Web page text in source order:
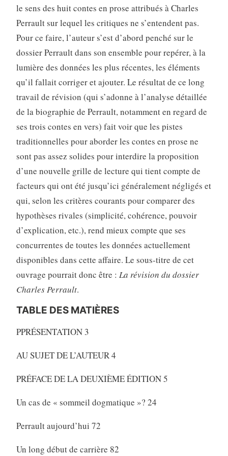
le sens des huit contes en prose attribués à Charles
Perrault sur lequel les critiques ne s’entendent pas.
Pour ce faire, l’auteur s’est d’abord penché sur le
dossier Perrault dans son ensemble pour repérer, à la
lumière des données les plus récentes, les éléments
qu’il fallait corriger et ajouter. Le résultat de ce long
travail de révision (qui s’adonne à l’analyse détaillée
de la biographie de Perrault, notamment en regard de
ses trois contes en vers) fait voir que les pistes
traditionnelles pour aborder les contes en prose ne
sont pas assez solides pour interdire la proposition
d’une nouvelle grille de lecture qui tient compte de
facteurs qui ont été jusqu’ici généralement négligés et
qui, selon les critères courants pour comparer des
hypothèses rivales (simplicité, cohérence, pouvoir
d’explication, etc.), rend mieux compte que ses
concurrentes de toutes les données actuellement
disponibles dans cette affaire. Le sous-titre de cet
ouvrage pourrait donc être : La révision du dossier
Charles Perrault.
TABLE DES MATIÈRES
PPRÉSENTATION 3
AU SUJET DE L’AUTEUR 4
PRÉFACE DE LA DEUXIÈME ÉDITION 5
Un cas de « sommeil dogmatique »? 24
Perrault aujourd’hui 72
Un long début de carrière 82